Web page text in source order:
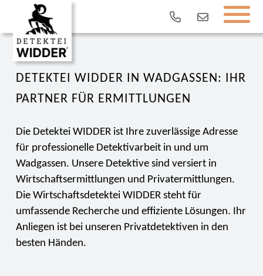
DETEKTEI WIDDER IN WADGASSEN: IHR
PARTNER FÜR ERMITTLUNGEN
Die Detektei WIDDER ist Ihre zuverlässige Adresse
für professionelle Detektivarbeit in und um
Wadgassen. Unsere Detektive sind versiert in
Wirtschaftsermittlungen und Privatermittlungen.
Die Wirtschaftsdetektei WIDDER steht für
umfassende Recherche und effiziente Lösungen. Ihr
Anliegen ist bei unseren Privatdetektiven in den
besten Händen.